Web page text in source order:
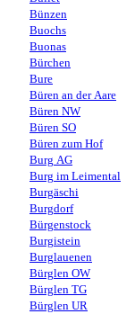
Bünzen
Buochs
Buonas
Bürchen
Bure
Büren an der Aare
Büren NW
Büren SO
Büren zum Hof
Burg AG
Burg im Leimental
Burgäschi
Burgdorf
Bürgenstock
Burgistein
Burglauenen
Bürglen OW
Bürglen TG
Bürglen UR